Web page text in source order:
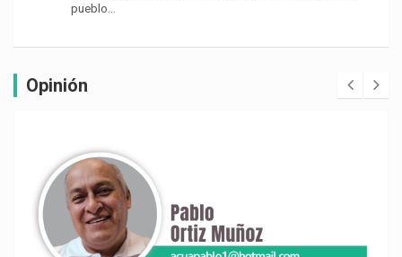
pueblo…
Opinión